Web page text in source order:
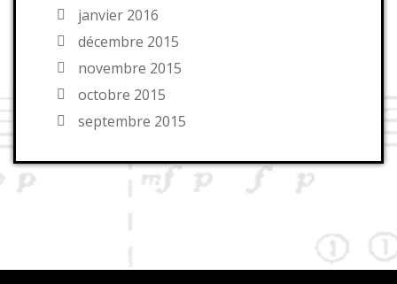
janvier 2016
décembre 2015
novembre 2015
octobre 2015
septembre 2015